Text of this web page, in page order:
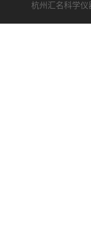
杭州汇名科学仪